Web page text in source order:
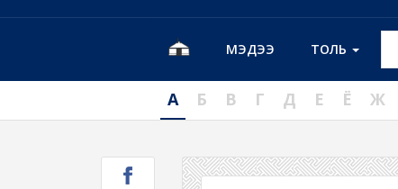
МЭДЭЭ ТОЛЬ
А Б В Г Д Е Ё Ж